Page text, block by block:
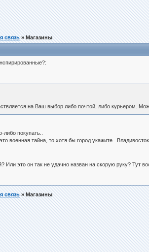
связь» Магазины
на Ваш выбор либо почтой, либо курьером.
покупать..
военная тайна, то хотя бы город укажите..
Или это он так не удачно назван на скорую руку?
связь» Магазины